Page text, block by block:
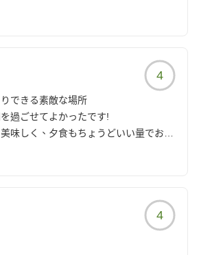
ァがベンチのような骨組みだけだか
喫できて良かったです。
使えました。カーテンを全開に開けて
く効かず夜は少し寒かったのと、ソフ
がありました。あと照明が明るく照ら
少し暗くできると良かったです。
か、宿泊施設の周りがだだっ広い芝生
もどこを楽しめばいいか少し分かりづら
グによってまた違った楽しみ方が出来
一通り試せるのもよかったです。
浴場か、車移動で温泉施設が利用でき
面だけならサイトの近くにあり、そち
験をありがとうございました。
4
できる素敵な場所
過ごせてよかったです!
味しく、夕食もちょうどいい量でお腹
も楽し利用しました!お風呂は熱すぎて
たくて温泉には行かず大浴場利用にし
ても行きにくいですが、子連れも多く
詳細はこちらから
4